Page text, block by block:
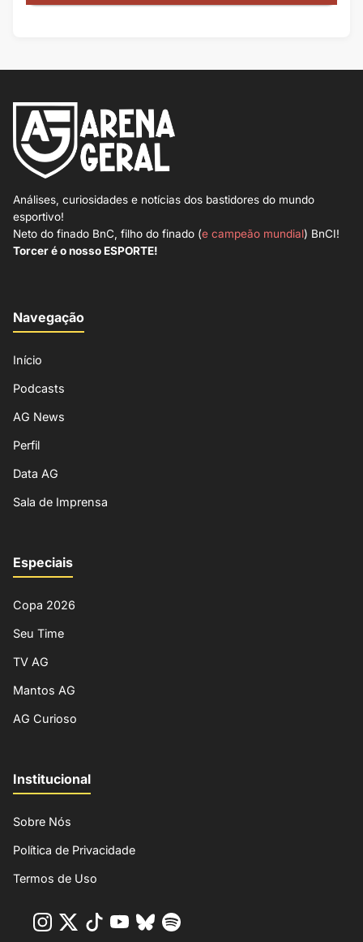
Análises, curiosidades e notícias dos bastidores do mundo
esportivo!
Neto do finado BnC, filho do finado (e campeão mundial) BnCI!
Torcer é o nosso ESPORTE!
Navegação
Início
Podcasts
AG News
Perfil
Data AG
Sala de Imprensa
Especiais
Copa 2026
Seu Time
TV AG
Mantos AG
AG Curioso
Institucional
Sobre Nós
Política de Privacidade
Termos de Uso